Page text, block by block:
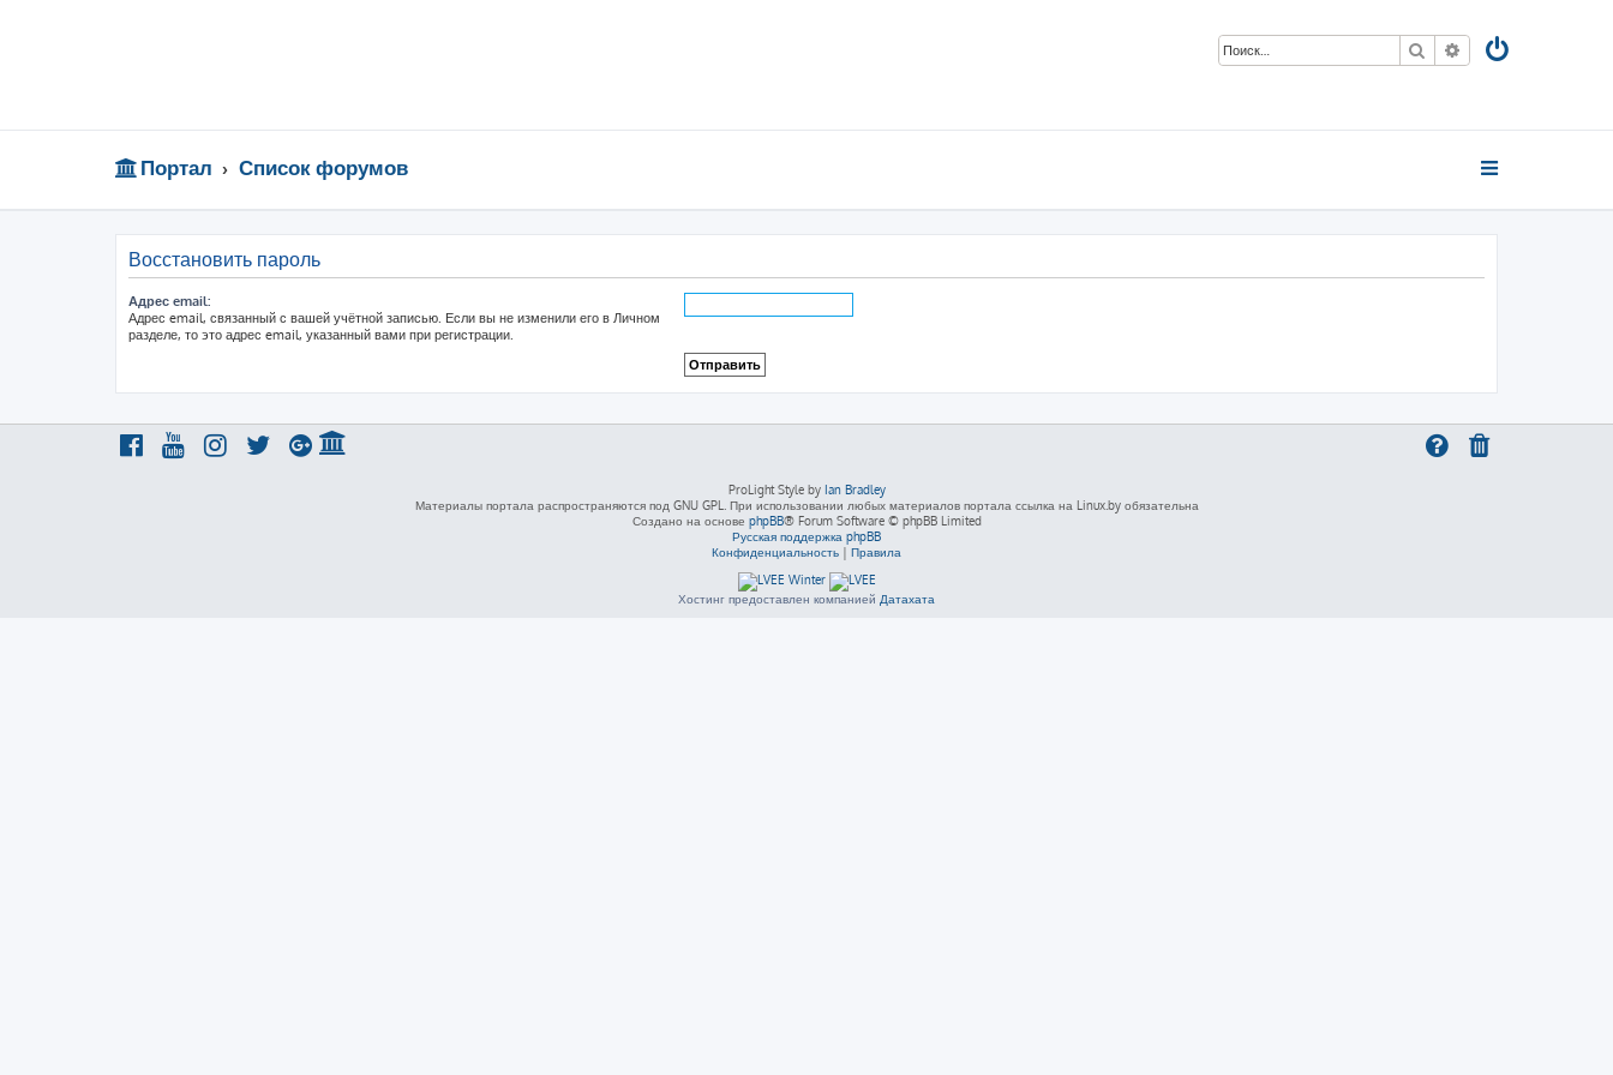
Поиск Расширенный
Портал Список форумов
Восстановить пароль
Адрес email:
Адрес email, связанный с вашей учётной записью. Если вы не изменили его в Личном
разделе, то это адрес email, указанный вами при регистрации.
ProLight Style by Ian Bradley
Материалы портала распространяются под GNU GPL. При использовании любых материалов портала ссылка на Linux.by обязательна
Создано на основе phpBB® Forum Software © phpBB Limited
Русская поддержка phpBB
Конфиденциальность | Правила
Хостинг предоставлен компанией Датахата